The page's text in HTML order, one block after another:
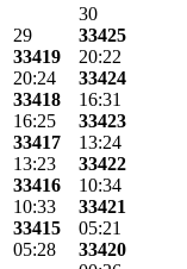
29
33419
20:24
33418
16:25
33417
13:23
33416
10:33
33415
05:28
30
33425
20:22
33424
16:31
33423
13:24
33422
10:34
33421
05:21
33420